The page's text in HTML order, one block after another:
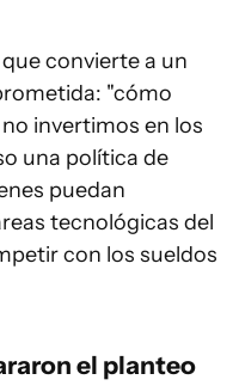
convierte a un
"cómo
invertimos en los
una política de
puedan
tecnológicas del
con los sueldos
el planteo